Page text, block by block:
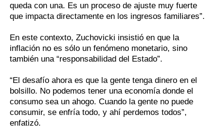
queda con una. Es un proceso de ajuste muy fuerte
que impacta directamente en los ingresos familiares”.
En este contexto, Zuchovicki insistió en que la
inflación no es sólo un fenómeno monetario, sino
también una “responsabilidad del Estado”.
“El desafío ahora es que la gente tenga dinero en el
bolsillo. No podemos tener una economía donde el
consumo sea un ahogo. Cuando la gente no puede
consumir, se enfría todo, y ahí perdemos todos”,
enfatizó.